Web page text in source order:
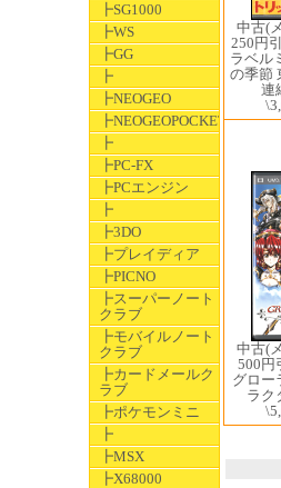
┣SG1000
┣WS
┣GG
┣
┣NEOGEO
┣NEOGEOPOCKET
┣
┣PC-FX
┣PCエンジン
┣
┣3DO
┣プレイディア
┣PICNO
┣スーパーノート
クラブ
┣モバイルノート
クラブ
┣カードメールク
ラブ
┣ポケモンミニ
┣
┣MSX
┣X68000
中古(
250円
ラベル
の季節
連
中古(
500円
グロー
ラク